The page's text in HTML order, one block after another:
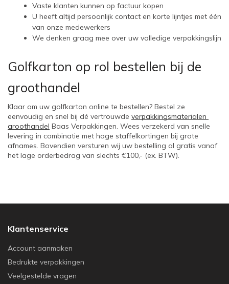
Vaste klanten kunnen op factuur kopen
U heeft altijd persoonlijk contact en korte lijntjes met één
van onze medewerkers
We denken graag mee over uw volledige verpakkingslijn
Golfkarton op rol bestellen bij de
groothandel
Klaar om uw golfkarton online te bestellen? Bestel ze
eenvoudig en snel bij dé vertrouwde verpakkingsmaterialen
groothandel Baas Verpakkingen. Wees verzekerd van snelle
levering in combinatie met hoge staffelkortingen bij grote
afnames. Bovendien versturen wij uw bestelling al gratis vanaf
het lage orderbedrag van slechts €100,- (ex. BTW).
Klantenservice
Account aanmaken
Bedrukte verpakkingen
Veelgestelde vragen